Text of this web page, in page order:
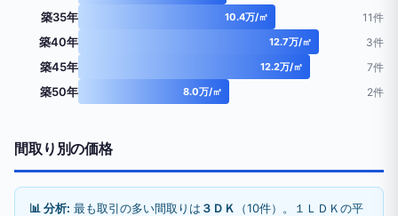
築35年 10.4万/㎡ 11件
築40年 12.7万/㎡ 3件
築45年 12.2万/㎡ 7件
築50年 8.0万/㎡ 2件
間取り別の価格
📊 分析: 最も取引の多い間取りは ３ＤＫ
（10件）。１ＬＤＫの平